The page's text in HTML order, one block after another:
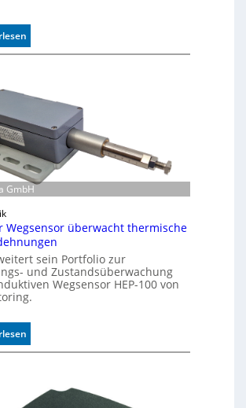
:
P
f
r
o
d
u
l
m
i
t
2
0
u
d
4
GmbH
Wegsensor überwacht thermische
sein Portfolio zur
und Zustandsüberwachung
Wegsensor HEP-100 von
:
I